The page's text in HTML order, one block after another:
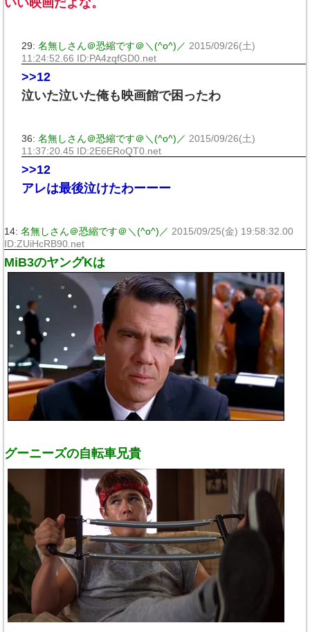
いい映画だよな。
29: 名無しさん＠恐縮です＠＼(^o^)／ 2015/09/26(土)
11:24:52.66 ID:PA4zqfGD0.net
>>12
泣いた泣いた俺も映画館で困ったわ
36: 名無しさん＠恐縮です＠＼(^o^)／ 2015/09/26(土)
11:37:20.45 ID:2E6ERoQT0.net
>>12
アレは最後泣けたわーーー
14: 名無しさん＠恐縮です＠＼(^o^)／ 2015/09/25(金) 19:58:32.00
ID:ZUiHcRB90.net
MiB3のヤングKは
グーニーズの自転車兄貴